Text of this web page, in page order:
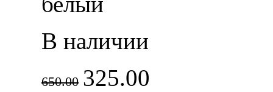
В наличии
650.00 325.00